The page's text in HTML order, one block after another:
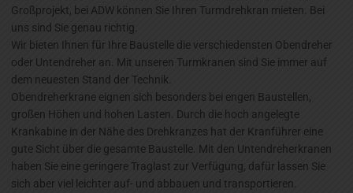
Großprojekt, bei ADW können Sie Ihren Turmdrehkran mieten. Bei
uns sind Sie genau richtig.
Wir bieten Ihnen für Ihre Baustelle die verschiedensten Obendreher
oder Untendreher an. Mit unseren Turmkranen sind Sie immer auf
dem neuesten Stand der Technik.
Obendreherkrane eignen sich besonders bei engen Baustellen,
großen Höhen und hohen Lasten. Durch die hoch angelegte
Krankabine in der Nähe des Drehkranzes hat der Kranführer eine
gute Sicht über die gesamte Baustelle. Mit den Untendreherkranen
haben Sie eine geringere Traglast zur Verfügung, dafür lassen Sie
sich aber viel leichter auf- und abbauen und transportieren.